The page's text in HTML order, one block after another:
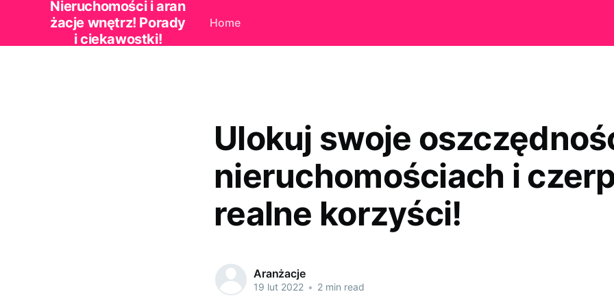
Nieruchomości i aran
żacje wnętrz! Porady
i ciekawostki!
Home
Ulokuj swoje
nieruchomościach i
realne korzyści!
Aranżacje
19 lut 2022 • 2 min read